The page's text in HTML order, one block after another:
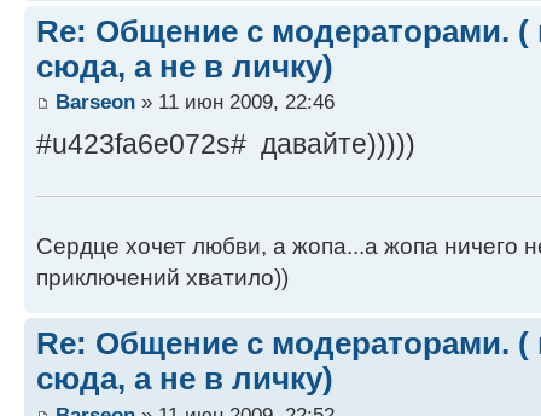
Re: Общение с модераторами.
сюда, а не в личку)
Barseon » 11 июн 2009, 22:46
#u423fa6e072s# давайте)))))
Сердце хочет любви, а жопа...а жопа ничего
приключений хватило))
Re: Общение с модераторами.
сюда, а не в личку)